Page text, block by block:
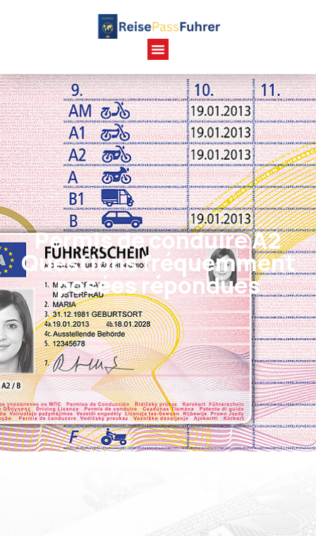
Permis de conduire A2
Questions fréquemment
posées répondues